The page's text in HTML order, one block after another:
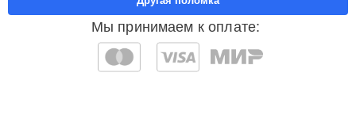
Мы принимаем к оплате: